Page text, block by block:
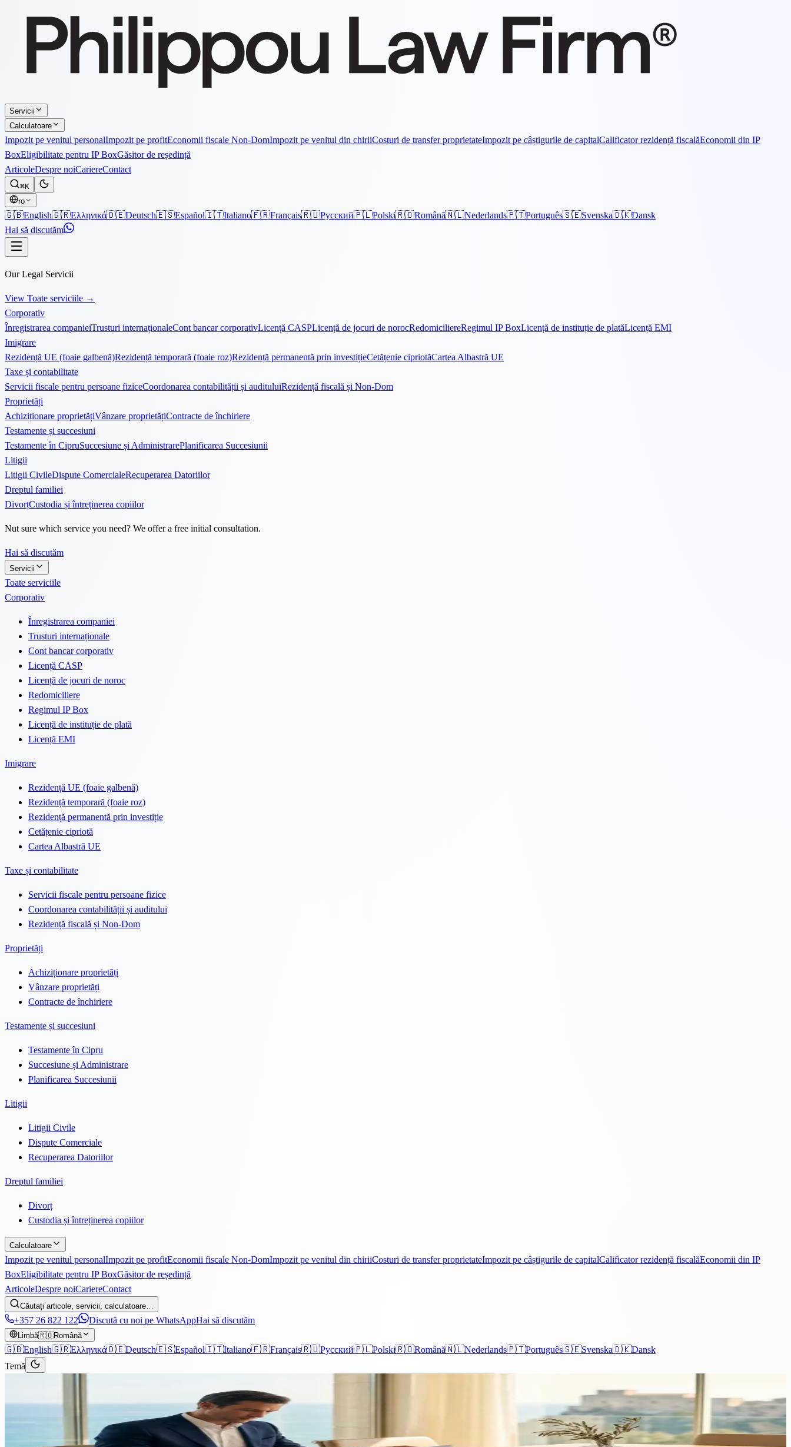
Servicii
Calculatoare
Impozit pe venitul personalImpozit pe profitEconomii fiscale Non-DomImpozit pe venitul din chiriiCosturi de transfer proprietateImpozit pe câștigurile de capitalCalificator rezidență fiscalăEconomii din IP
BoxEligibilitate pentru IP BoxGăsitor de reședință
ArticoleDespre noiCariereContact
⌘K
ro
🇬🇧English🇬🇷Ελληνικά🇩🇪Deutsch🇪🇸Español🇮🇹Italiano🇫🇷Français🇷🇺Русский🇵🇱Polski🇷🇴Română🇳🇱Nederlands🇵🇹Português🇸🇪Svenska🇩🇰Dansk
Hai să discutăm
Our Legal Servicii
View Toate serviciile →
Corporativ
Înregistrarea companieiTrusturi internaționaleCont bancar corporativLicență CASPLicență de jocuri de norocRedomiciliereRegimul IP BoxLicență de instituție de platăLicență EMI
Imigrare
Rezidență UE (foaie galbenă)Rezidență temporară (foaie roz)Rezidență permanentă prin investițieCetățenie cipriotăCartea Albastră UE
Taxe și contabilitate
Servicii fiscale pentru persoane fiziceCoordonarea contabilității și audituluiRezidență fiscală și Non-Dom
Proprietăți
Achiziționare proprietățiVânzare proprietățiContracte de închiriere
Testamente și succesiuni
Testamente în CipruSuccesiune și AdministrarePlanificarea Succesiunii
Litigii
Litigii CivileDispute ComercialeRecuperarea Datoriilor
Dreptul familiei
DivorțCustodia și întreținerea copiilor
Nut sure which service you need? We offer a free initial consultation.
Hai să discutăm
Servicii
Toate serviciile
Corporativ
Înregistrarea companiei
Trusturi internaționale
Cont bancar corporativ
Licență CASP
Licență de jocuri de noroc
Redomiciliere
Regimul IP Box
Licență de instituție de plată
Licență EMI
Imigrare
Rezidență UE (foaie galbenă)
Rezidență temporară (foaie roz)
Rezidență permanentă prin investiție
Cetățenie cipriotă
Cartea Albastră UE
Taxe și contabilitate
Servicii fiscale pentru persoane fizice
Coordonarea contabilității și auditului
Rezidență fiscală și Non-Dom
Proprietăți
Achiziționare proprietăți
Vânzare proprietăți
Contracte de închiriere
Testamente și succesiuni
Testamente în Cipru
Succesiune și Administrare
Planificarea Succesiunii
Litigii
Litigii Civile
Dispute Comerciale
Recuperarea Datoriilor
Dreptul familiei
Divorț
Custodia și întreținerea copiilor
Calculatoare
Impozit pe venitul personalImpozit pe profitEconomii fiscale Non-DomImpozit pe venitul din chiriiCosturi de transfer proprietateImpozit pe câștigurile de capitalCalificator rezidență fiscalăEconomii din IP
BoxEligibilitate pentru IP BoxGăsitor de reședință
ArticoleDespre noiCariereContact
Căutați articole, servicii, calculatoare…
+357 26 822 122 Discută cu noi pe WhatsAppHai să discutăm
Limbă🇷🇴Română
🇬🇧English🇬🇷Ελληνικά🇩🇪Deutsch🇪🇸Español🇮🇹Italiano🇫🇷Français🇷🇺Русский🇵🇱Polski🇷🇴Română🇳🇱Nederlands🇵🇹Português🇸🇪Svenska🇩🇰Dansk
Temă
Ar trebui să cumpărați o proprietate în Cipru fără acte de proprietate?